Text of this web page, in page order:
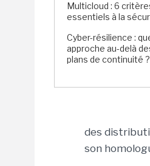
Multicloud : 6
essentiels à la
Cyber-résilience :
approche au-delà
plans de continuité ?
des
son